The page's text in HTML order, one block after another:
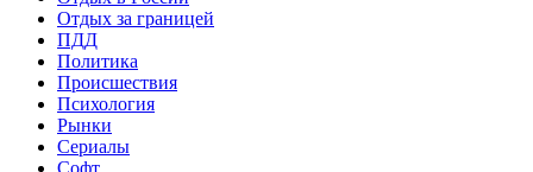
Отдых за границей
ПДД
Политика
Происшествия
Психология
Рынки
Сериалы
Софт